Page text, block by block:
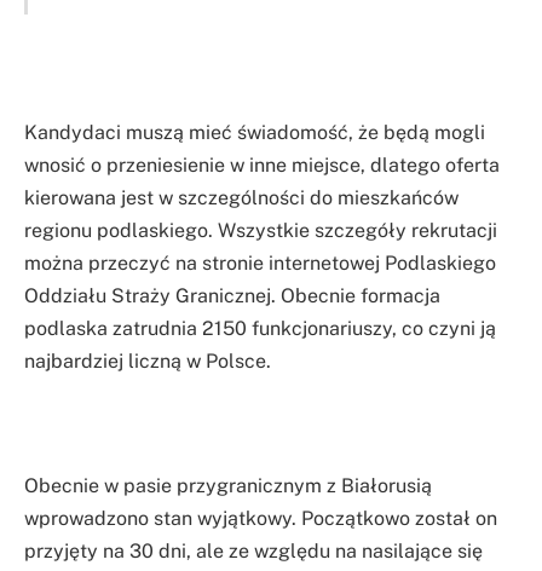
Kandydaci muszą mieć świadomość, że będą mogli
wnosić o przeniesienie w inne miejsce, dlatego oferta
kierowana jest w szczególności do mieszkańców
regionu podlaskiego. Wszystkie szczegóły rekrutacji
można przeczyć na stronie internetowej Podlaskiego
Oddziału Straży Granicznej. Obecnie formacja
podlaska zatrudnia 2150 funkcjonariuszy, co czyni ją
najbardziej liczną w Polsce.
Obecnie w pasie przygranicznym z Białorusią
wprowadzono stan wyjątkowy. Początkowo został on
przyjęty na 30 dni, ale ze względu na nasilające się